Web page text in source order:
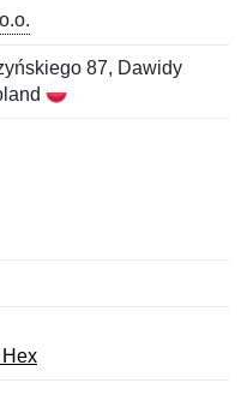
87, Dawidy